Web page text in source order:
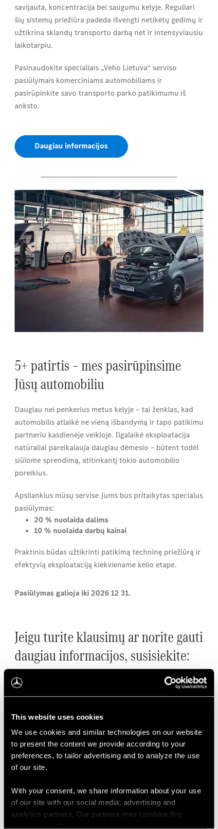
This website uses cookies
We use cookies and similar technologies on our website
to present the content we provide according to your
preferences, to tailor advertising and to analyze the use
of our site.
With your consent, we share information about your use
of our site with our social media, advertising and
analytics partners. Our partners may combine this
savijauta, koncentracija bei saugumu kelyje. Reguliari
šių sistemų priežiūra padeda išvengti netikėtų gedimų ir
užtikrina sklandų transporto darbą net ir intensyviausiu
laikotarpiu.
Pasinaudokite specialiais „Veho Lietuva“ serviso
pasiūlymais komerciniams automobiliams ir
pasirūpinkite savo transporto parko patikimumu iš
anksto.
Daugiau informacijos
5+ patirtis – mes pasirūpinsime
Jūsų automobiliu
Daugiau nei penkerius metus kelyje – tai ženklas, kad
automobilis atlaikė ne vieną išbandymą ir tapo patikimu
partneriu kasdienėje veikloje. Ilgalaikė eksploatacija
natūraliai pareikalauja daugiau dėmesio – būtent todėl
siūlome sprendimą, atitinkantį tokio automobilio
poreikius.
Apsilankius mūsų servise Jums bus pritaikytas specialus
pasiūlymas:
20 % nuolaida dalims
10 % nuolaida darbų kainai
Praktinis būdas užtikrinti patikimą techninę priežiūrą ir
efektyvią eksploataciją kiekviename kelio etape.
Pasiūlymas galioja iki 2026 12 31.
Jeigu turite klausimų ar norite gauti
daugiau informacijos, susisiekite:
Vilniuje
Komercinių ir krovininių automobilių servisas
Tel. 1881
krovininiuservisas.pirkliu@veho.lt
Kaune
Komercinių ir krovininių automobilių servisas
Tel. 1881
krovininiuservisas.kaunas@veho.lt